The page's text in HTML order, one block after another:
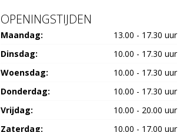
OPENINGSTIJDEN
Maandag:
13.00 - 17.30 uur
Dinsdag:
10.00 - 17.30 uur
Woensdag:
10.00 - 17.30 uur
Donderdag:
10.00 - 17.30 uur
Vrijdag:
10.00 - 20.00 uur
Zaterdag:
10.00 - 17.00 uur